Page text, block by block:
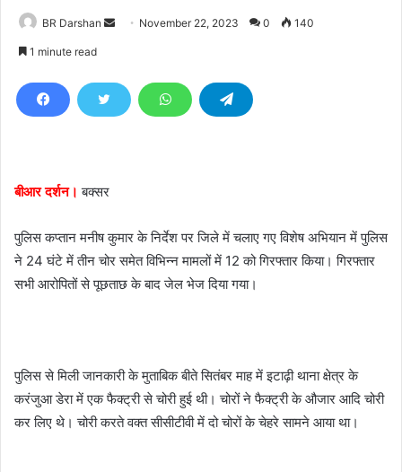
BR Darshan
d
l
November 22, 2023 0 140
1 minute read
बीआर दर्शन। बक्सर
पुलिस कप्तान मनीष कुमार के निर्देश पर जिले में चलाए गए विशेष अभियान में पुलिस
ने 24 घंटे में तीन चोर समेत विभिन्न मामलों में 12 को गिरफ्तार किया। गिरफ्तार
सभी आरोपितों से पूछताछ के बाद जेल भेज दिया गया।
पुलिस से मिली जानकारी के मुताबिक बीते सितंबर माह में इटाढ़ी थाना क्षेत्र के
करंजुआ डेरा में एक फैक्ट्री से चोरी हुई थी। चोरों ने फैक्ट्री के औजार आदि चोरी
कर लिए थे। चोरी करते वक्त सीसीटीवी में दो चोरों के चेहरे सामने आया था।